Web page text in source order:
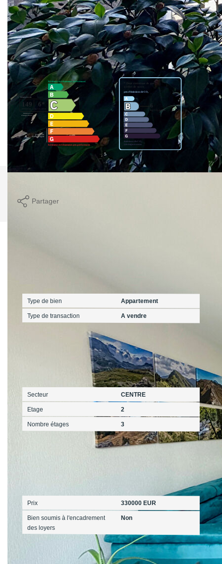
TTC à la charge de l'acquéreur
Nos honoraires Nous contacter
Diagnostics énergétiques
Partager
Type de bien Appartement
Type de transaction A vendre
Secteur CENTRE
Etage 2
Nombre étages 3
Prix 330000 EUR
Bien soumis à l'encadrement
des loyers
Non